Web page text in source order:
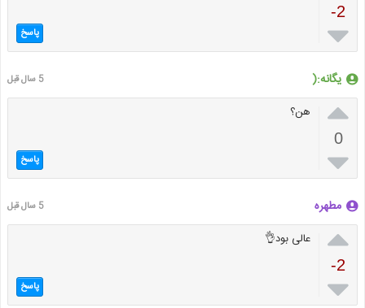
-2
 پاسخ
یگانه:( 5 سال قبل

0

هن؟
پاسخ
مطهره 5 سال قبل

-2

عالی بود👌
پاسخ